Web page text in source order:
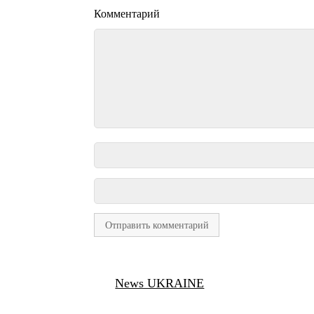
Комментарий
News UKRAINE